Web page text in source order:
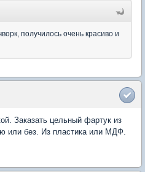
получилось очень красиво и
Заказать цельный фартук из
или без. Из пластика или МДФ.